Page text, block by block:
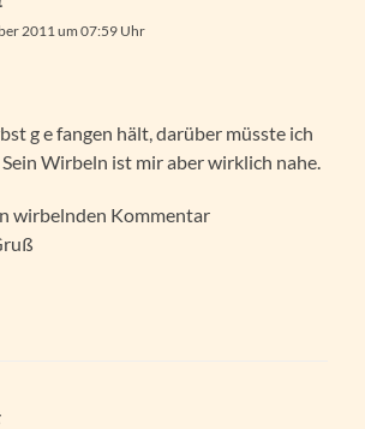
2011 um 07:59 Uhr
g e fangen hält, darüber müsste ich
Wirbeln ist mir aber wirklich nahe.
wirbelnden Kommentar